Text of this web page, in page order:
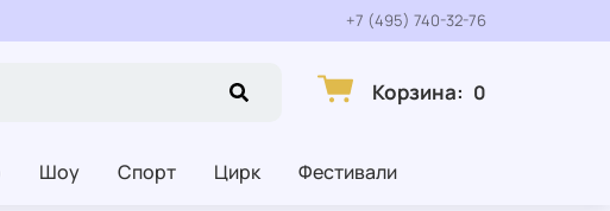
+7 (495) 740-32-76
Корзина: 0
Шоу Спорт Цирк Фестивали